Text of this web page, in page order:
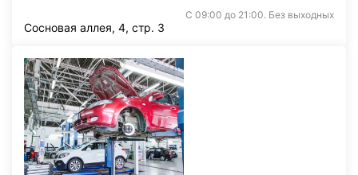
С 09:00 до 21:00. Без выходных
Сосновая аллея, 4, стр. 3